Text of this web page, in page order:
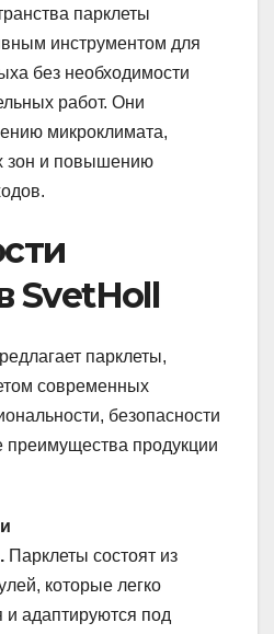
парклеты
инструментом для
без необходимости
работ. Они
микроклимата,
зон и повышению
SvetHoll
парклеты,
современных
безопасности
преимущества продукции
Парклеты состоят из
которые легко
и адаптируются под